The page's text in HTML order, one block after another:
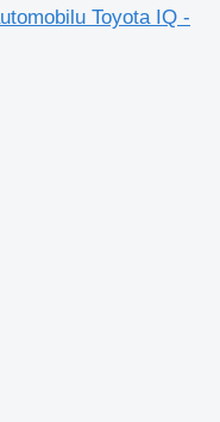
Toyota IQ -